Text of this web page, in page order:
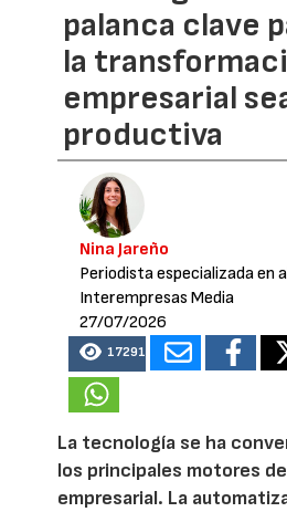
palanca clave
la
empresarial
productiva
Nina Jareño
Periodista especializada en
Interempresas Media
27/07/2026
17291
La tecnología se ha
los principales motores
empresarial. La